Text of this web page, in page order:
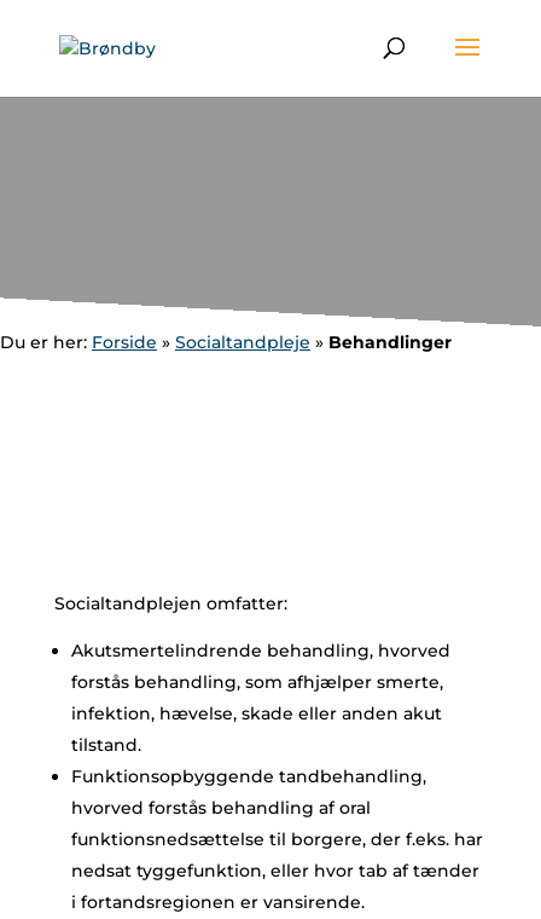
Du er her: Forside » Socialtandpleje » Behandlinger
Socialtandplejen omfatter:
Akutsmertelindrende behandling, hvorved
forstås behandling, som afhjælper smerte,
infektion, hævelse, skade eller anden akut
tilstand.
Funktionsopbyggende tandbehandling,
hvorved forstås behandling af oral
funktionsnedsættelse til borgere, der f.eks. har
nedsat tyggefunktion, eller hvor tab af tænder
i fortandsregionen er vansirende.